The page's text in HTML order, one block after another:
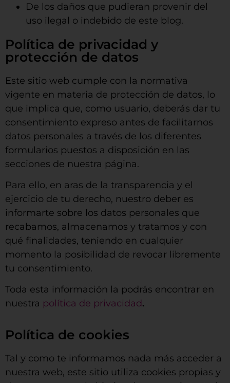
De los daños que pudieran provenir del
uso ilegal o indebido de este blog.
Política de privacidad y
protección de datos
Este sitio web cumple con la normativa
vigente en materia de protección de datos, lo
que implica que, como usuario, deberás dar tu
consentimiento expreso antes de facilitarnos
datos personales a través de los diferentes
formularios puestos a disposición en las
secciones de nuestra página.
Para ello, en aras de la transparencia y el
ejercicio de tu derecho, nuestro deber es
informarte sobre los datos personales que
recabamos, almacenamos y tratamos y con
qué finalidades, teniendo en cualquier
momento la posibilidad de revocar libremente
tu consentimiento.
Toda esta información la podrás encontrar en
nuestra política de privacidad.
Política de cookies
Tal y como te informamos nada más acceder a
nuestra web, este sitio utiliza cookies propias y